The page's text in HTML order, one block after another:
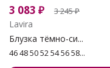
3 083 ₽ 3 245₽
Lavira
Блузка тёмно-си...
46 48 50 52 54 56 58...